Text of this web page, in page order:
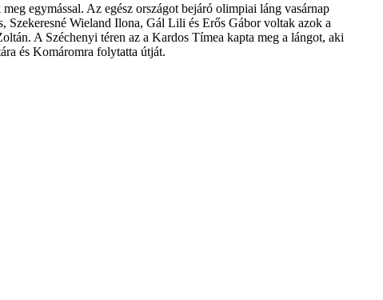
egymással. Az egész országot bejáró olimpiai láng vasárnap
Wieland Ilona, Gál Lili és Erős Gábor voltak azok a
A Széchenyi téren az a Kardos Tímea kapta meg a lángot, aki
és Komáromra folytatta útját.